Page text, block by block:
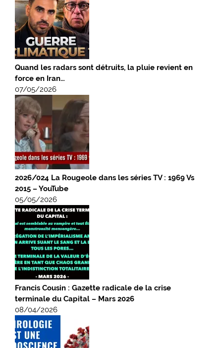
Quand les radars sont détruits, la pluie revient en
force en Iran…
07/05/2026
2026/024 La Rougeole dans les séries TV : 1969 Vs
2015 – YouTube
05/05/2026
Francis Cousin : Gazette radicale de la crise
terminale du Capital – Mars 2026
08/04/2026